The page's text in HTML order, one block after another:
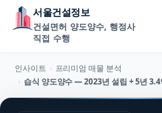
서울건설정보
건설면허 양도양수, 행정사
직접 수행
인사이트 › 프리미엄 매물 분석
›